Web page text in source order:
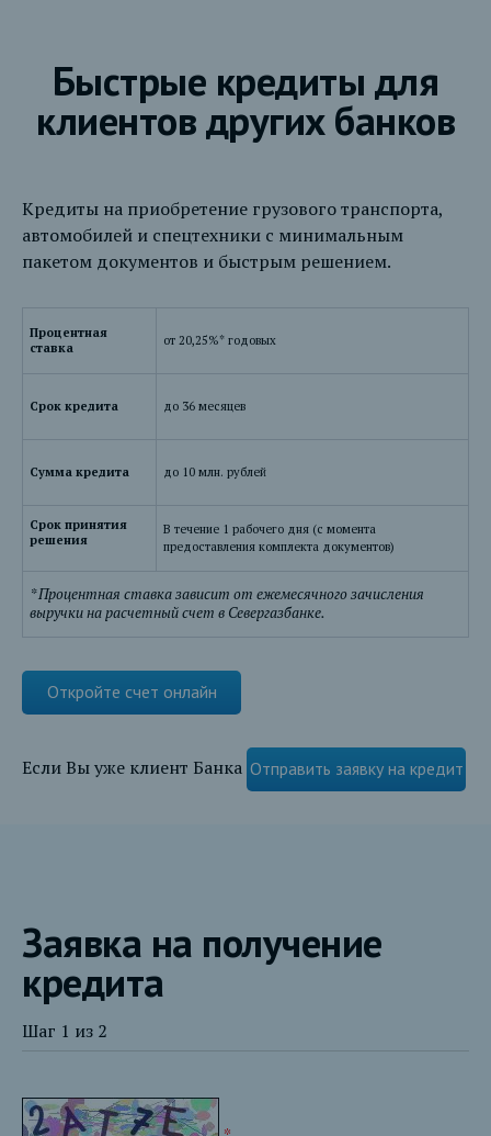
Быстрые кредиты для
клиентов других банков
Кредиты на приобретение грузового транспорта,
автомобилей и спецтехники с минимальным
пакетом документов и быстрым решением.
Процентная
ставка
от 20,25%* годовых
Срок кредита до 36 месяцев
Сумма кредита до 10 млн. рублей
Срок принятия
решения
В течение 1 рабочего дня (с момента
предоставления комплекта документов)
* Процентная ставка зависит от ежемесячного зачисления
выручки на расчетный счет в Севергазбанке.
Откройте счет онлайн
Если Вы уже клиент Банка Отправить заявку на кредит
Заявка на получение
кредита
Шаг 1 из 2